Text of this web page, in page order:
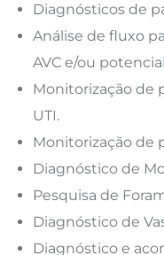
Diagnósticos de
Análise de fluxo
AVC e/ou
Monitorização de
UTI.
Monitorização de
Diagnóstico de
Pesquisa de
Diagnóstico de
Diagnóstico e